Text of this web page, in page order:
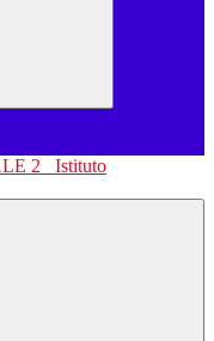
Istituto